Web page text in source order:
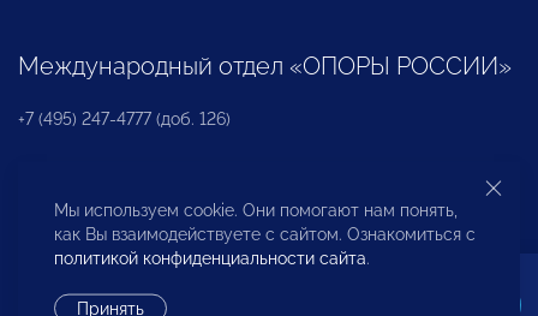
Международный отдел «ОПОРЫ РОССИИ»
+7 (495) 247-4777 (доб. 126)
Бюро по защите прав предпринимателей и
инвесторов
Мы используем cookie. Они помогают нам понять,
как Вы взаимодействуете с сайтом. Ознакомиться с
политикой конфиденциальности сайта.
Принять